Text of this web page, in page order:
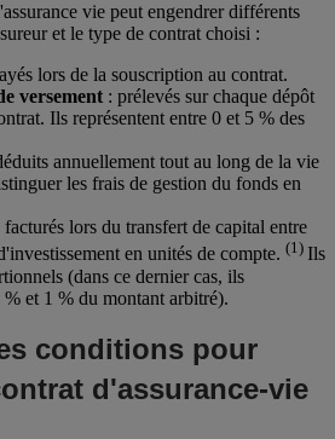
vie peut engendrer différents
et le type de contrat choisi :
lors de la souscription au contrat.
versement : prélevés sur chaque dépôt
Ils représentent entre 0 et 5 % des
annuellement tout au long de la vie
les frais de gestion du fonds en
facturés lors du transfert de capital entre
en unités de compte. (1) Ils
(dans ce dernier cas, ils
% et 1 % du montant arbitré).
conditions pour
d'assurance-vie